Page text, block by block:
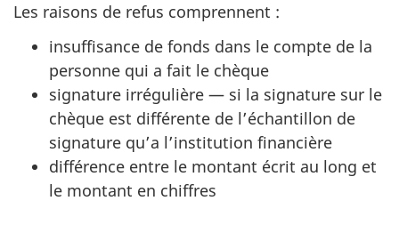
Les raisons de refus comprennent :
insuffisance de fonds dans le compte de la
personne qui a fait le chèque
signature irrégulière — si la signature sur le
chèque est différente de l’échantillon de
signature qu’a l’institution financière
différence entre le montant écrit au long et
le montant en chiffres